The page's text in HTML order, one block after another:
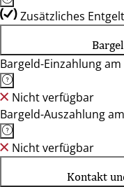
Zusätzliches
Bargeld-Einzahlung
Nicht verfügbar
Bargeld-Auszahlung
Nicht verfügbar
Kontakt